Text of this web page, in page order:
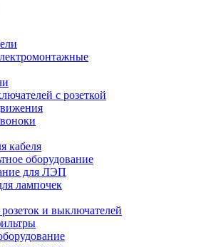
с розеткой
кабеля
оборудование
для ЛЭП
лампочек
и выключателей